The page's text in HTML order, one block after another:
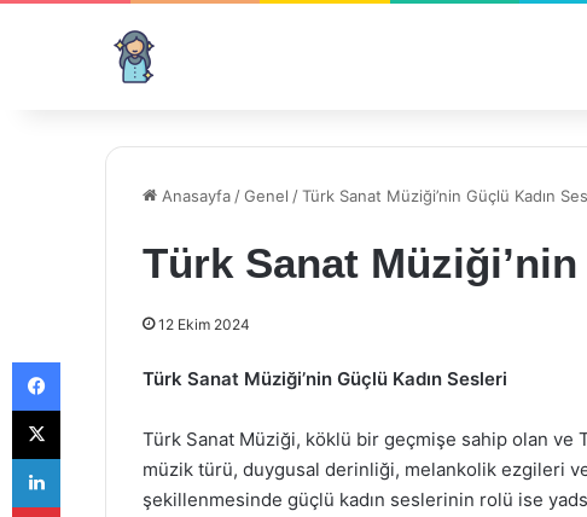
Anasayfa /Genel /Türk Sanat Müziği’nin Güçlü Kadın
Türk Sanat
12 Ekim 2024
Türk Sanat Müziği’nin Güçlü Kadın Sesleri
Türk Sanat Müziği, köklü bir geçmişe sahip olan ve
müzik türü, duygusal derinliği, melankolik ezgileri
şekillenmesinde güçlü kadın seslerinin rolü ise
Facebook
X
LinkedIn
Pinterest